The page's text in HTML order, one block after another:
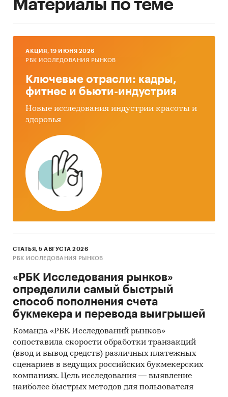
Материалы по теме
AКЦИЯ, 19 ИЮНЯ 2026
РБК ИССЛЕДОВАНИЯ РЫНКОВ
Ключевые отрасли: кадры,
фитнес и бьюти-индустрия
Новые исследования индустрии красоты и
здоровья
СТАТЬЯ, 5 АВГУСТА 2026
РБК ИССЛЕДОВАНИЯ РЫНКОВ
«РБК Исследования рынков»
определили самый быстрый
способ пополнения счета
букмекера и перевода выигрышей
Команда «РБК Исследований рынков»
сопоставила скорости обработки транзакций
(ввод и вывод средств) различных платежных
сценариев в ведущих российских букмекерских
компаниях. Цель исследования — выявление
наиболее быстрых методов для пользователя